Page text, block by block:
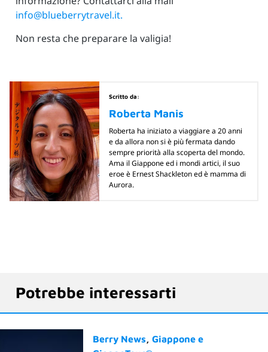
info@blueberrytravel.it.
Non resta che preparare la valigia!
Scritto da:
Roberta Manis
Roberta ha iniziato a viaggiare a 20 anni
e da allora non si è più fermata dando
sempre priorità alla scoperta del mondo.
Ama il Giappone ed i mondi artici, il suo
eroe è Ernest Shackleton ed è mamma di
Aurora.
Potrebbe interessarti
Berry News
Giappone e